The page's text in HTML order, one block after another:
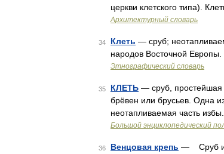
церкви клетского типа).
Архитектурный словарь
34 Клеть — сруб;
народов Восточной
Этнографический словарь
35 КЛЕТЬ — сруб, простейшая
брёвен или брусьев. Одна
неотапливаемая часть
Большой энциклопедический
36 Венцовая крепь — Сруб из